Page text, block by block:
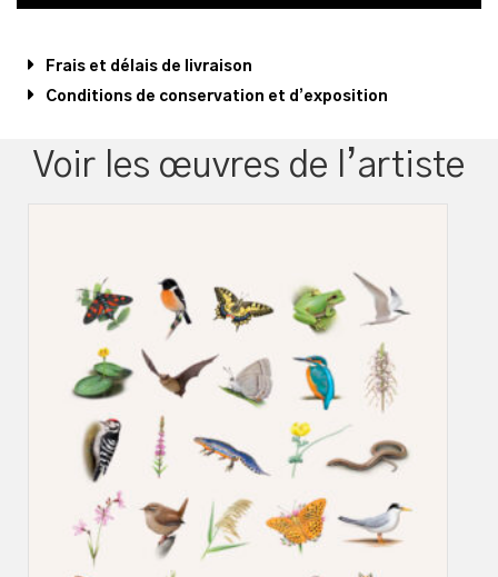
Frais et délais de livraison
Conditions de conservation et d’exposition
Voir les œuvres de l’artiste